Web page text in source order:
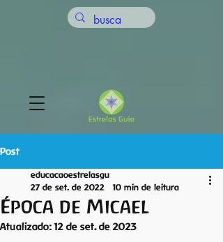
Post
Época de Micael
educacaoestrelasgu
27 de set. de 2022
10 min de leitura
Atualizado:12 de set. de 2023